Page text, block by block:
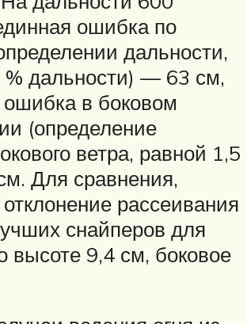
ошибка по
дальности,
% дальности) — 63 см,
в боковом
(определение
ветра, равной 1,5
Для сравнения,
рассеивания
снайперов для
9,4 см, боковое